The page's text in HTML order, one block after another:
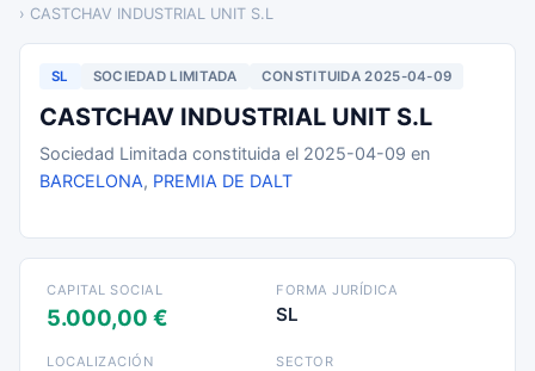
› CASTCHAV INDUSTRIAL UNIT S.L
SL SOCIEDAD LIMITADA CONSTITUIDA 2025-04-09
CASTCHAV INDUSTRIAL UNIT S.L
Sociedad Limitada constituida el 2025-04-09 en
BARCELONA, PREMIA DE DALT
CAPITAL SOCIAL
5.000,00 €
FORMA JURÍDICA
SL
LOCALIZACIÓN SECTOR